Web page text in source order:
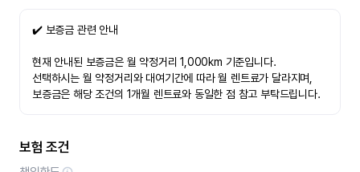
✔️ 보증금 관련 안내
현재 안내된 보증금은 월 약정거리 1,000km 기준입니다.
선택하시는 월 약정거리와 대여기간에 따라 월 렌트료가 달라지며,
보증금은 해당 조건의 1개월 렌트료와 동일한 점 참고 부탁드립니다.
보험 조건